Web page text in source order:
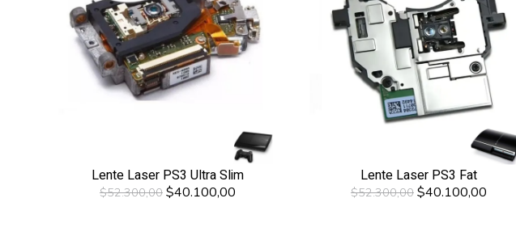
Lente Laser PS3 Ultra Slim
$52.300,00 $40.100,00
Lente Laser PS3 Fat
$52.300,00 $40.100,00